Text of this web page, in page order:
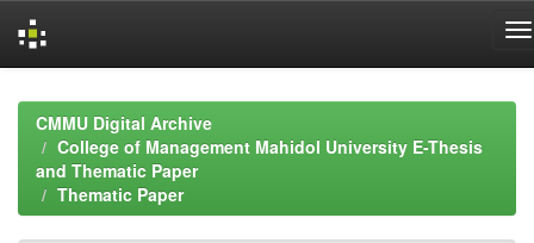
navigationCMMU Digital Archive
College of Management Mahidol University E-Thesis
and Thematic Paper
Thematic Paper